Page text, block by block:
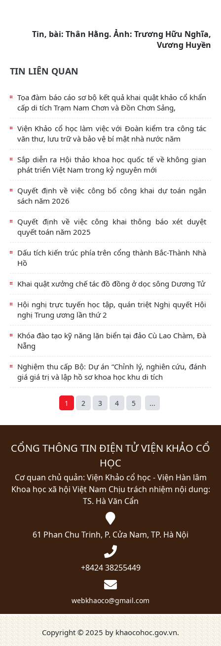
Tin, bài: Thân Hằng. Ảnh: Trương Hữu Nghĩa,
Vương Huyền
TIN LIÊN QUAN
Tọa đàm báo cáo sơ bộ kết quả khai quật khảo cổ khẩn
cấp di tích Trạm Nam Chơn và Đồn Chơn Sảng,
Viện Khảo cổ học làm việc với Đoàn kiểm tra công tác
văn thư, lưu trữ và bảo vệ bí mật nhà nước năm
Sắp diễn ra Hội thảo khoa học quốc tế về không gian
phát triển Việt Nam trong kỷ nguyên mới
Quyết định về việc công bố công khai dự toán ngân
sách năm 2026
Quyết định về việc công khai thông báo xét duyệt
quyết toán năm 2025
Dấu tích kiến trúc phía trên cổng thành Bắc-Thành Nhà
Hồ
Khai quật xưởng chế tác đồ đồng ở dọc sông Dương Tử
Hội nghị trực tuyến học tập, quán triệt Nghị quyết Hội
nghị Trung ương lần thứ 2
Khóa đào tạo kỹ năng lặn biển tại đảo Cù Lao Chàm, Đà
Nẵng
Nghiệm thu cấp Bộ: Dự án “Chỉnh lý, nghiên cứu, đánh
giá giá trị và lập hồ sơ khoa học khu di tích
1 2 3 4 5 ...
CỔNG THÔNG TIN ĐIỆN TỬ VIỆN KHẢO CỔ
HỌC
Cơ quan chủ quản: Viện Khảo cổ học - Viện Hàn lâm
Khoa học xã hội Việt Nam Chịu trách nhiệm nội dung:
TS. Hà Văn Cẩn
61 Phan Chu Trinh, P. Cửa Nam, TP. Hà Nội
+8424 38255449
webkhaoco@gmail.com
Copyright © 2025 by khaocohoc.gov.vn.